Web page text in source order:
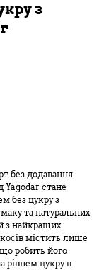
з
без додавання
Yagodar стане
без цукру з
та натуральних
з найкращих
містить лише
що робить його
рівнем цукру в